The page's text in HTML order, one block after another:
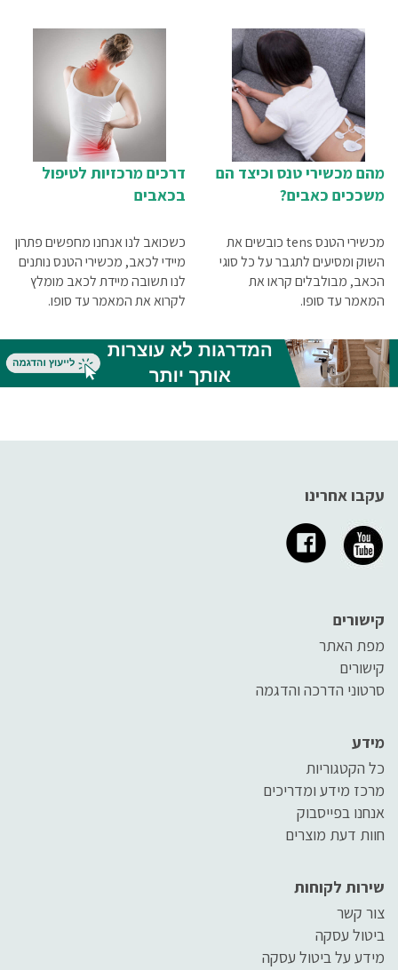
חשוב – איך ניתן לטפל בה?
המדריך לתסמונת התעלה
הקרפלית
גנגליון בכתבה שלפניכם.
מהם מכשירי טנס וכיצד הם
משככים כאבים?
מכשירי הטנס tens כובשים את
השוק ומסיעים לתגבר על כל סוגי
הכאב, מבולבלים קראו את
המאמר עד סופו.
דרכים מרכזיות לטיפול
בכאבים
כשכואב לנו אנחנו מחפשים פתרון
מיידי לכאב, מכשירי הטנס נותנים
לנו תשובה מיידת לכאב מומלץ
לקרוא את המאמר עד סופו.
עקבו אחרינו
קישורים
מפת האתר
קישורים
סרטוני הדרכה והדגמה
מידע
כל הקטגוריות
מרכז מידע ומדריכים
אנחנו בפייסבוק
חוות דעת מוצרים
שירות לקוחות
צור קשר
ביטול עסקה
מידע על ביטול עסקה